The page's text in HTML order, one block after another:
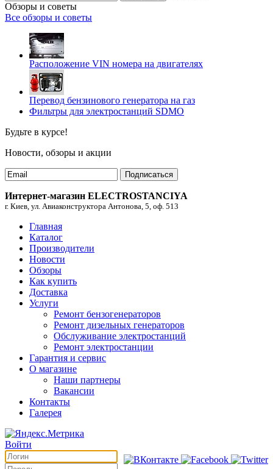
Обзоры и советы
Все обзоры и советы
Расположение VIN номера на двигателях
Перевод бензинового генератора на газ
Фильтры для электростанций SDMO
Будьте в курсе!
Новости, обзоры и акции
Подписаться
Интернет-магазин ELECTROSTANCIYA
г. Киев, ул. Авиаконструктора Антонова, 5, оф. 513
Главная
Каталог
Производители
Новости
Обзоры
Как купить
Доставка
Услуги
Ремонт бензогенераторов
Ремонт дизельных генераторов
Обслуживание электростанций
Ремонт электростанции
Гарантия и сервис
О магазине
Наши партнеры
Вакансии
Контакты
Галерея
Войти